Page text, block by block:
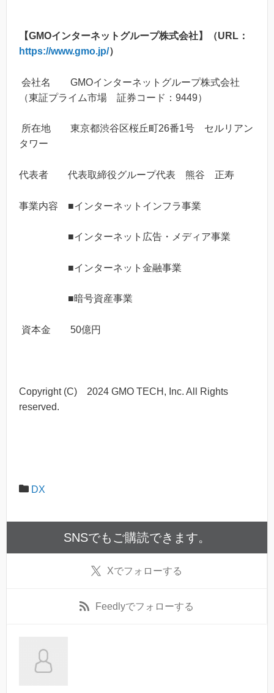
【GMOインターネットグループ株式会社】（URL：
https://www.gmo.jp/）
会社名 GMOインターネットグループ株式会社
（東証プライム市場 証券コード：9449）
所在地 東京都渋谷区桜丘町26番1号 セルリアン
タワー
代表者 代表取締役グループ代表 熊谷 正寿
事業内容 ■インターネットインフラ事業
■インターネット広告・メディア事業
■インターネット金融事業
■暗号資産事業
資本金 50億円
Copyright (C) 2024 GMO TECH, Inc. All Rights
reserved.
DX
SNSでもご購読できます。
Xでフォローする
Feedlyでフォローする